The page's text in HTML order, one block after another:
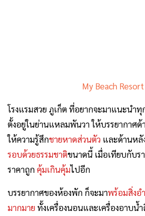
My Beach Resort
โรงแรมสวย ภูเก็ต ที่อยากจะมาแนะนำ
ตั้งอยู่ในย่านแหลมพันวา ให้บรรยากาศ
ให้ความรู้สึกชายหาดส่วนตัว และด้านหลั
รอบด้วยธรรมชาติขนาดนี้ เมื่อเทียบกับร
ราคาถูกคุ้มเกินคุ้มไปอีก
บรรยากาศของห้องพัก ก็จะมาพร้อมสิ่งอ
มากมายทั้งเครื่องนอนและเครื่องอาบน้